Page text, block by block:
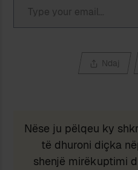
Ndaj
Nëse ju pëlqeu ky
të dhuroni diçka
shenjë mirëkuptimi